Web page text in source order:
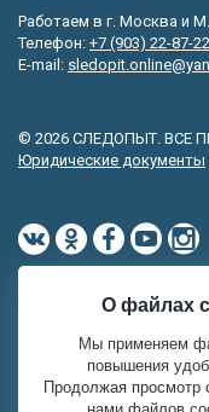
Работаем в г. Москва и
Телефон: +7 (903) 22-87-
E-mail:
© 2026 СЛЕДОПЫТ. ВСЕ
Юридические документы
О файлах
Мы применяем
повышения
Продолжая просмотр